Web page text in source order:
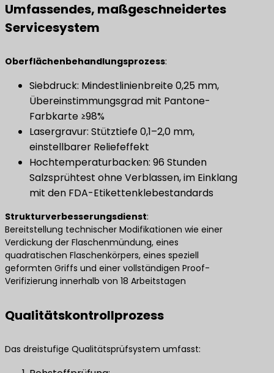
Umfassendes, maßgeschneidertes
Servicesystem
Oberflächenbehandlungsprozess​:
Siebdruck: Mindestlinienbreite 0,25 mm,
Übereinstimmungsgrad mit Pantone-
Farbkarte ≥98%
Lasergravur: Stütztiefe 0,1–2,0 mm,
einstellbarer Reliefeffekt
Hochtemperaturbacken: 96 Stunden
Salzsprühtest ohne Verblassen, im Einklang
mit den FDA-Etikettenklebestandards
​Strukturverbesserungsdienst​​:
Bereitstellung technischer Modifikationen wie einer
Verdickung der Flaschenmündung, eines
quadratischen Flaschenkörpers, eines speziell
geformten Griffs und einer vollständigen Proof-
Verifizierung innerhalb von 18 Arbeitstagen
Qualitätskontrollprozess
Das dreistufige Qualitätsprüfsystem umfasst: